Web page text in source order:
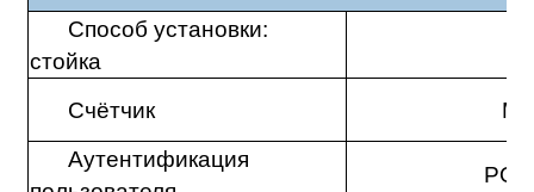
Способ установки:
стойка
Счётчик
Аутентификация